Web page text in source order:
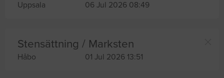
Uppsala 06 Jul 2026 08:49
Stensättning / Marksten
Håbo 01 Jul 2026 13:51